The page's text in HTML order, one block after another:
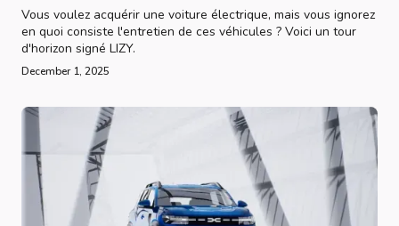
Vous voulez acquérir une voiture électrique, mais vous ignorez
en quoi consiste l'entretien de ces véhicules ? Voici un tour
d'horizon signé LIZY.
December 1, 2025